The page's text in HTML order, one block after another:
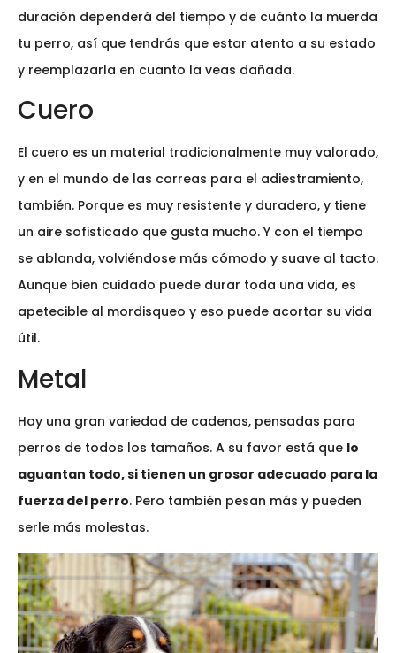
duración dependerá del tiempo y de cuánto la muerda
tu perro, así que tendrás que estar atento a su estado
y reemplazarla en cuanto la veas dañada.
Cuero
El cuero es un material tradicionalmente muy valorado,
y en el mundo de las correas para el adiestramiento,
también. Porque es muy resistente y duradero, y tiene
un aire sofisticado que gusta mucho. Y con el tiempo
se ablanda, volviéndose más cómodo y suave al tacto.
Aunque bien cuidado puede durar toda una vida, es
apetecible al mordisqueo y eso puede acortar su vida
útil.
Metal
Hay una gran variedad de cadenas, pensadas para
perros de todos los tamaños. A su favor está que lo
aguantan todo, si tienen un grosor adecuado para la
fuerza del perro. Pero también pesan más y pueden
serle más molestas.